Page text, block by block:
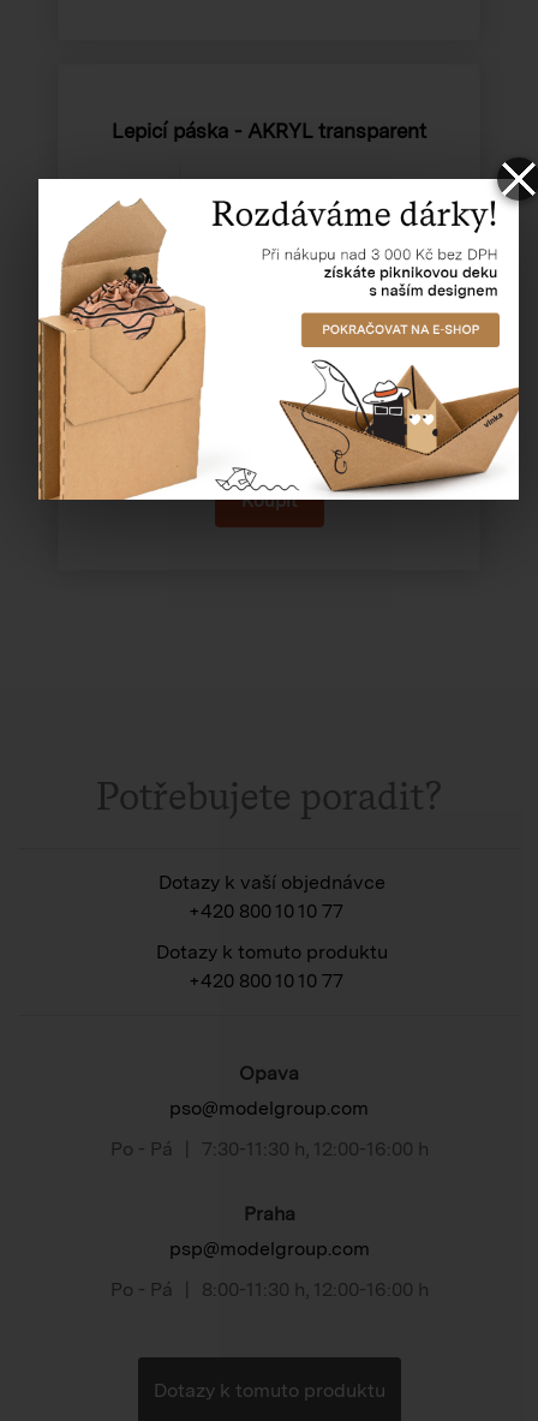
Lepicí páska - AKRYL transparent
Katalogové číslo: 80001
Cena od
16,46 Kč
Potřebujete poradit?
Dotazy k vaší objednávce
+420 800 10 10 77
Dotazy k tomuto produktu
+420 800 10 10 77
Opava
pso@modelgroup.com
Po - Pá
7:30-11:30 h 12:00-16:00 h
Praha
psp@modelgroup.com
Po - Pá
8:00-11:30 h 12:00-16:00 h
Dotazy k tomuto produktu